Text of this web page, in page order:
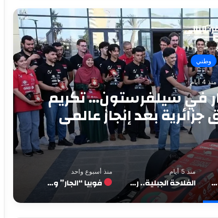
التالي
فلاحة
منذ 5 أيام
جديد لإنعاش الاقتصاد
سكيكدة
الجزائر ترفع راية الابتكار في سيلفرستون… تكريم صُنّاع أول سيارة سباق جزائرية بعد إنجاز عالمي
منذ 5 أيام
الفلاحة الجبلية.. رهان جديد لإنعاش الاقتصاد الريفي من سكيكدة
منذ أسبوع واحد
فوبيا “الجار” وصمت “الأغيار”: عن سيادة تُرفع في وجه الشقيق وتتوارى أمام الغريب